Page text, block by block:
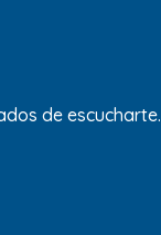
de escucharte.